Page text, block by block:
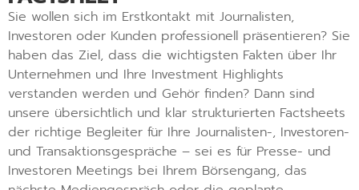
Sie wollen sich im Erstkontakt mit Journalisten,
Investoren oder Kunden professionell präsentieren? Sie
haben das Ziel, dass die wichtigsten Fakten über Ihr
Unternehmen und Ihre Investment Highlights
verstanden werden und Gehör finden? Dann sind
unsere übersichtlich und klar strukturierten Factsheets
der richtige Begleiter für Ihre Journalisten-, Investoren-
und Transaktionsgespräche – sei es für Presse- und
Investoren Meetings bei Ihrem Börsengang, das